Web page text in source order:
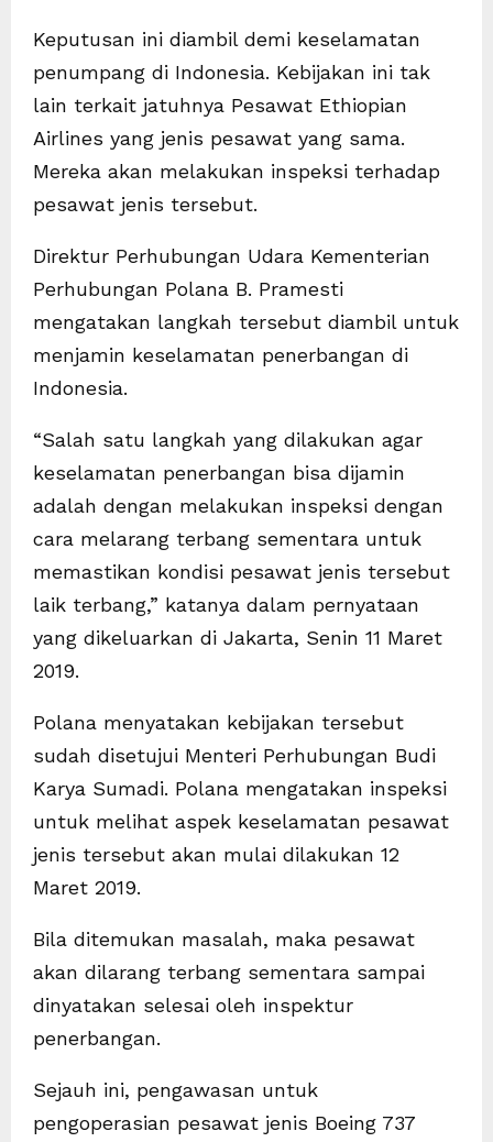
Keputusan ini diambil demi keselamatan
penumpang di Indonesia. Kebijakan ini tak
lain terkait jatuhnya Pesawat Ethiopian
Airlines yang jenis pesawat yang sama.
Mereka akan melakukan inspeksi terhadap
pesawat jenis tersebut.
Direktur Perhubungan Udara Kementerian
Perhubungan Polana B. Pramesti
mengatakan langkah tersebut diambil untuk
menjamin keselamatan penerbangan di
Indonesia.
“Salah satu langkah yang dilakukan agar
keselamatan penerbangan bisa dijamin
adalah dengan melakukan inspeksi dengan
cara melarang terbang sementara untuk
memastikan kondisi pesawat jenis tersebut
laik terbang,” katanya dalam pernyataan
yang dikeluarkan di Jakarta, Senin 11 Maret
2019.
Polana menyatakan kebijakan tersebut
sudah disetujui Menteri Perhubungan Budi
Karya Sumadi. Polana mengatakan inspeksi
untuk melihat aspek keselamatan pesawat
jenis tersebut akan mulai dilakukan 12
Maret 2019.
Bila ditemukan masalah, maka pesawat
akan dilarang terbang sementara sampai
dinyatakan selesai oleh inspektur
penerbangan.
Sejauh ini, pengawasan untuk
pengoperasian pesawat jenis Boeing 737